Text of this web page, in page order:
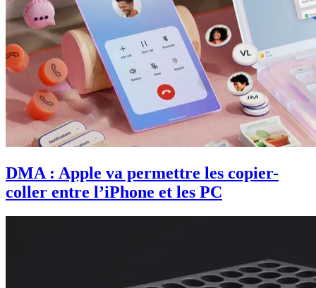
DMA : Apple va permettre les copier-
coller entre l’iPhone et les PC